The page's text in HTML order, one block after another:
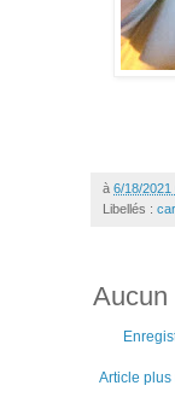
à 6/18/2021
Libellés : car
Aucun
Article plus